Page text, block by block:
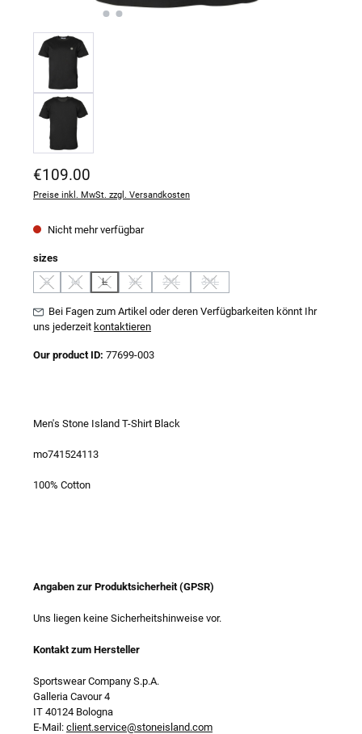
Regulärer Preis:
€109.00
Preise inkl. MwSt. zzgl. Versandkosten
Nicht mehr verfügbar
sizesauswählen
S
(Diese Option ist zurzeit nicht verfügbar.)
M
(Diese Option ist zurzeit nicht verfügbar.)
L
(Diese Option ist zurzeit nicht verfügbar.)
XL
(Diese Option ist zurzeit nicht verfügbar.)
2XL
(Diese Option ist zurzeit nicht verfügbar.)
3XL
(Diese Option ist zurzeit nicht
Bei Fagen zum Artikel oder deren Verfügbarkeiten könnt Ihr
uns jederzeit kontaktieren
Our product ID: 77699-003
Men's Stone Island T-Shirt Black
mo741524113
100% Cotton
Angaben zur Produktsicherheit (GPSR)
Uns liegen keine Sicherheitshinweise vor.
Kontakt zum Hersteller
Sportswear Company S.p.A.
Galleria Cavour 4
IT 40124 Bologna
E-Mail: client.service@stoneisland.com